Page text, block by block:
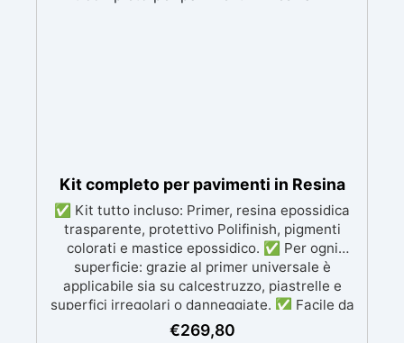
classiche. ✅ Finitura versatile e
574/2014 - Marcatura CE secondo EN 1504-2 e
relativa Dichiarazione di Prestazione (DoP) ✅
Facile da Usare, miscela i 2 componenti (2 : 1)
comodamente predosati
Kit completo per pavimenti in Resina
✅ Kit tutto incluso: Primer, resina epossidica
trasparente, protettivo Polifinish, pigmenti
colorati e mastice epossidico. ✅ Per ogni
superficie: grazie al primer universale è
applicabile sia su calcestruzzo, piastrelle e
superfici irregolari o danneggiate. ✅ Facile da
applicare: Video Guida completa inclusa, 3
€269,80